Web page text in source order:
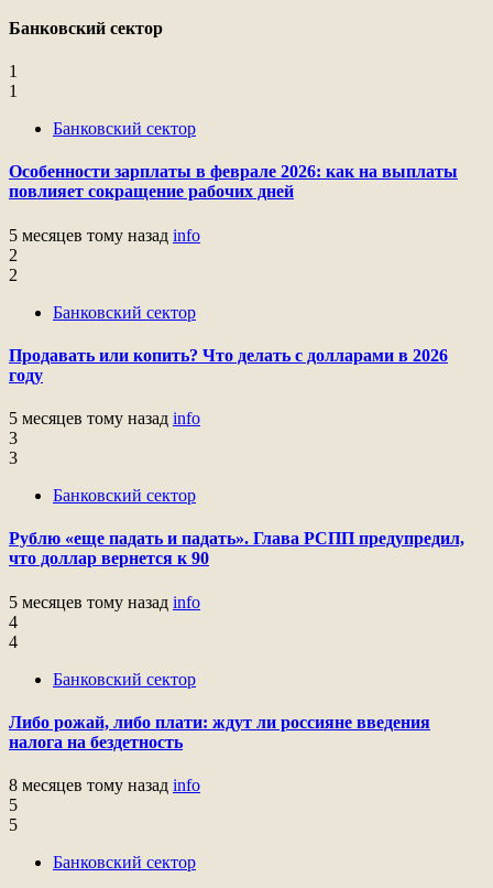
Банковский сектор
1
1
Банковский сектор
Особенности зарплаты в феврале 2026: как на выплаты
повлияет сокращение рабочих дней
5 месяцев тому назад info
2
2
Банковский сектор
Продавать или копить? Что делать с долларами в 2026
году
5 месяцев тому назад info
3
3
Банковский сектор
Рублю «еще падать и падать». Глава РСПП предупредил,
что доллар вернется к 90
5 месяцев тому назад info
4
4
Банковский сектор
Либо рожай, либо плати: ждут ли россияне введения
налога на бездетность
8 месяцев тому назад info
5
5
Банковский сектор